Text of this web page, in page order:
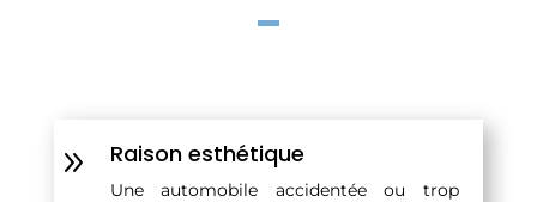
9 Raison esthétique
Une automobile accidentée ou trop